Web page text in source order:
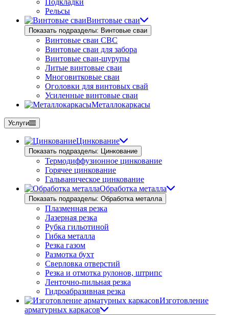
Подкладки
Рельсы
Винтовые сваи
Показать подразделы: Винтовые сваи
Винтовые сваи СВС
Винтовые сваи для забора
Винтовые сваи-шурупы
Литые винтовые сваи
Многовитковые сваи
Оголовки для винтовых свай
Усиленные винтовые сваи
Металлокаркасы
Услуги
Цинкование
Показать подразделы: Цинкование
Термодиффузионное цинкование
Горячее цинкование
Гальваническое цинкование
Обработка металла
Показать подразделы: Обработка металла
Плазменная резка
Лазерная резка
Рубка гильотиной
Гибка металла
Резка газом
Размотка бухт
Сверловка отверстий
Резка и отмотка рулонов, штрипс
Ленточно-пильная резка
Гидроабразивная резка
Изготовление
арматурных каркасов